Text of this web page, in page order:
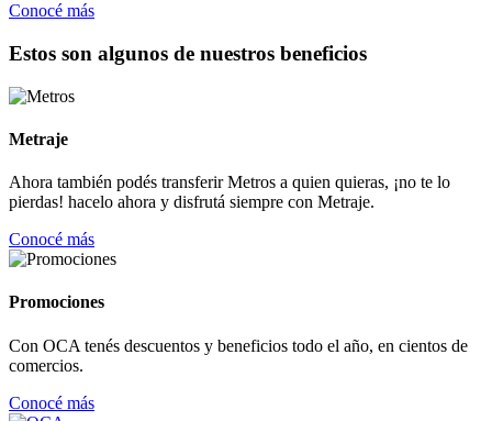
Conocé más
Estos son algunos de nuestros beneficios
Metraje
Ahora también podés transferir Metros a quien quieras, ¡no te lo
pierdas! hacelo ahora y disfrutá siempre con Metraje.
Conocé más
Promociones
Con OCA tenés descuentos y beneficios todo el año, en cientos de
comercios.
Conocé más